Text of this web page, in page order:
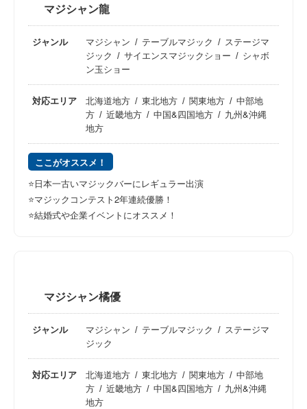
マジシャン龍
ジャンル マジシャン テーブルマジック
ステージマ
ジック
サイエンスマジックショー
シャボ
ン玉ショー
対応エリア 北海道地方 東北地方 関東地方
中部地
方
近畿地方 中国&四国地方
九州&沖縄
地方
ここがオススメ！
⭐️日本一古いマジックバーにレギュラー出演
⭐️マジックコンテスト2年連続優勝！
⭐️結婚式や企業イベントにオススメ！
マジシャン橘優
ジャンル マジシャン テーブルマジック
ステージマ
ジック
対応エリア 北海道地方 東北地方 関東地方
中部地
方
近畿地方 中国&四国地方
九州&沖縄
地方